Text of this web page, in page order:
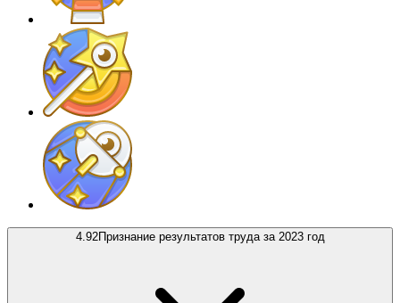
4.92Признание результатов труда за 2023 год